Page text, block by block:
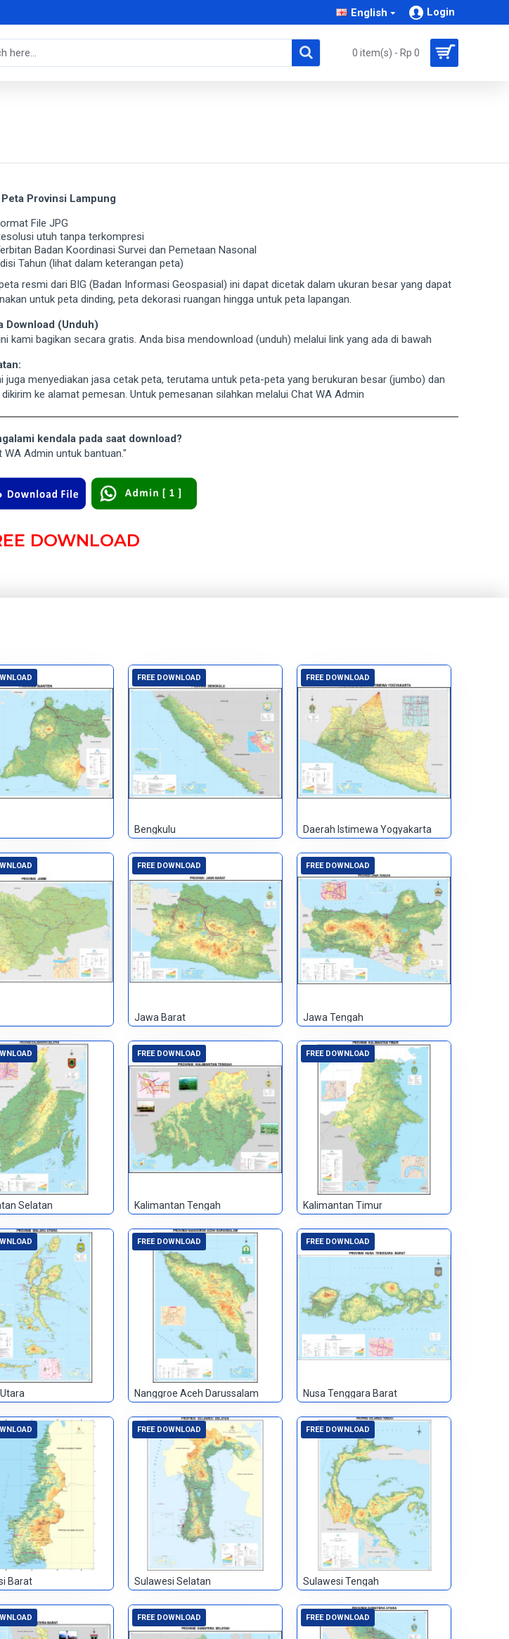
English Login
0 item(s) - Rp 0
Provinsi Lampung
File JPG
utuh tanpa terkompresi
Badan Koordinasi Survei dan Pemetaan Nasonal
Tahun (lihat dalam keterangan peta)
resmi dari BIG (Badan Informasi Geospasial) ini dapat dicetak dalam ukuran besar yang dapat
untuk peta dinding, peta dekorasi ruangan hingga untuk peta lapangan.
Download (Unduh)
kami bagikan secara gratis. Anda bisa mendownload (unduh) melalui link yang ada di bawah
juga menyediakan jasa cetak peta, terutama untuk peta-peta yang berukuran besar (jumbo) dan
ke alamat pemesan. Untuk pemesanan silahkan melalui Chat WA Admin
kendala pada saat download?
WA Admin untuk bantuan."
DOWNLOAD
FREE DOWNLOAD
Bengkulu
FREE DOWNLOAD
Daerah Istimewa Yogyakarta
FREE DOWNLOAD
Jawa Barat
FREE DOWNLOAD
Jawa Tengah
Selatan
FREE DOWNLOAD
Kalimantan Tengah
FREE DOWNLOAD
Kalimantan Timur
FREE DOWNLOAD
Nanggroe Aceh Darussalam
FREE DOWNLOAD
Nusa Tenggara Barat
Barat
FREE DOWNLOAD
Sulawesi Selatan
FREE DOWNLOAD
Sulawesi Tengah
FREE DOWNLOAD FREE DOWNLOAD